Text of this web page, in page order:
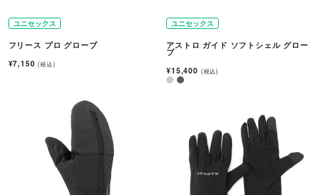
ユニセックス
フリース プロ グローブ
¥7,150(税込)
ユニセックス
アストロ ガイド ソフトシェル グロー
ブ
¥15,400 (税込)